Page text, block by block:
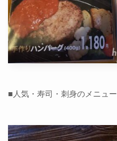
■人気・寿司・刺身のメニュー